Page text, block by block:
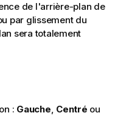
de l'arrière-plan de
par glissement du
sera totalement
: Gauche, Centré ou